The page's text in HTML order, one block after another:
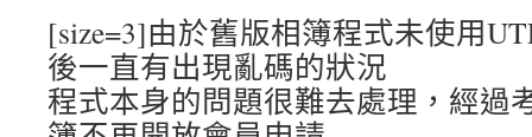
[size=3]由於舊版相簿程式未使用
後一直有出現亂碼的狀況
程式本身的問題很難去處理，經過